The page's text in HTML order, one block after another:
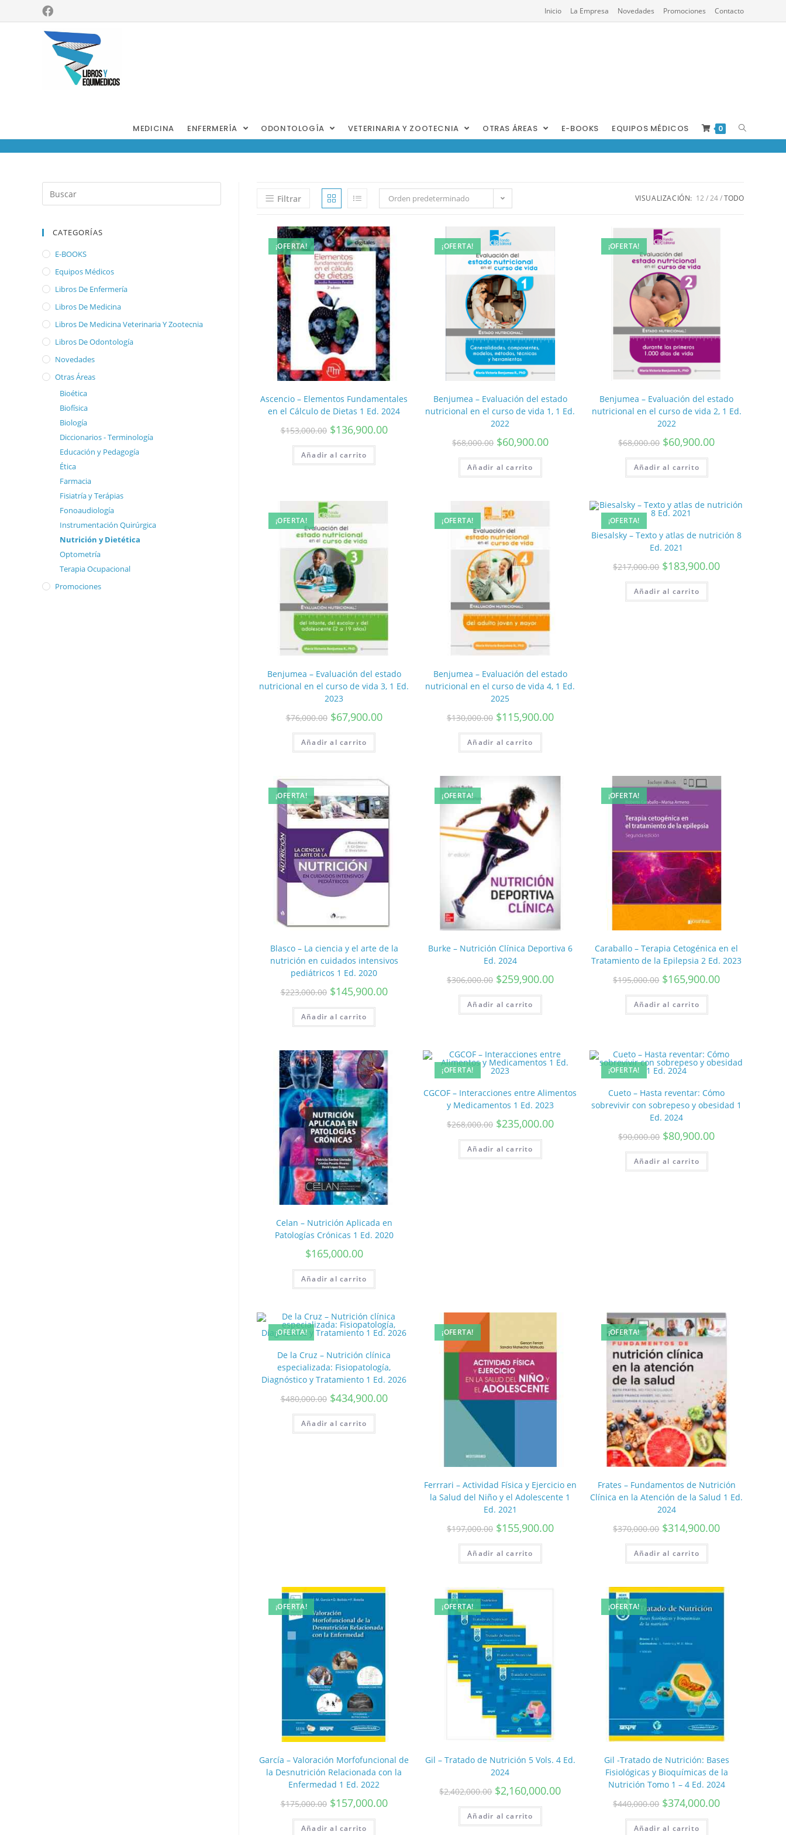
Inicio La Empresa Novedades Promociones Contacto
MEDICINA ENFERMERÍA ODONTOLOGÍA VETERINARIA Y ZOOTECNIA OTRAS ÁREAS E-BOOKS EQUIPOS MÉDICOS 0
Filtrar Orden predeterminado VISUALIZACIÓN: 12 24 TODO
¡OFERTA!
Ascencio – Elementos Fundamentales
en el Cálculo de Dietas 1 Ed. 2024
$153,000.00 $136,900.00
Añadir al carrito
¡OFERTA!
Benjumea – Evaluación del estado
nutricional en el curso de vida 1, 1 Ed.
2022
$68,000.00 $60,900.00
Añadir al carrito
¡OFERTA!
Benjumea – Evaluación del estado
nutricional en el curso de vida 2, 1 Ed.
2022
$68,000.00 $60,900.00
Añadir al carrito
¡OFERTA!
Benjumea – Evaluación del estado
nutricional en el curso de vida 3, 1 Ed.
2023
$76,000.00 $67,900.00
Añadir al carrito
¡OFERTA!
Benjumea – Evaluación del estado
nutricional en el curso de vida 4, 1 Ed.
2025
$130,000.00 $115,900.00
Añadir al carrito
¡OFERTA!
Biesalsky – Texto y atlas de nutrición 8
Ed. 2021
$217,000.00 $183,900.00
Añadir al carrito
¡OFERTA!
Blasco – La ciencia y el arte de la
nutrición en cuidados intensivos
pediátricos 1 Ed. 2020
$223,000.00 $145,900.00
Añadir al carrito
¡OFERTA!
Burke – Nutrición Clínica Deportiva 6
Ed. 2024
$306,000.00 $259,900.00
Añadir al carrito
¡OFERTA!
Caraballo – Terapia Cetogénica en el
Tratamiento de la Epilepsia 2 Ed. 2023
$195,000.00 $165,900.00
Añadir al carrito
Celan – Nutrición Aplicada en
Patologías Crónicas 1 Ed. 2020
$165,000.00
Añadir al carrito
¡OFERTA!
CGCOF – Interacciones entre Alimentos
y Medicamentos 1 Ed. 2023
$268,000.00 $235,000.00
Añadir al carrito
¡OFERTA!
Cueto – Hasta reventar: Cómo
sobrevivir con sobrepeso y obesidad 1
Ed. 2024
$90,000.00 $80,900.00
Añadir al carrito
¡OFERTA!
De la Cruz – Nutrición clínica
especializada: Fisiopatología,
Diagnóstico y Tratamiento 1 Ed. 2026
$480,000.00 $434,900.00
Añadir al carrito
¡OFERTA!
Ferrrari – Actividad Física y Ejercicio en
la Salud del Niño y el Adolescente 1
Ed. 2021
$197,000.00 $155,900.00
Añadir al carrito
¡OFERTA!
Frates – Fundamentos de Nutrición
Clínica en la Atención de la Salud 1 Ed.
2024
$370,000.00 $314,900.00
Añadir al carrito
¡OFERTA!
García – Valoración Morfofuncional de
la Desnutrición Relacionada con la
Enfermedad 1 Ed. 2022
$175,000.00 $157,000.00
Añadir al carrito
¡OFERTA!
Gil – Tratado de Nutrición 5 Vols. 4 Ed.
2024
$2,402,000.00 $2,160,000.00
Añadir al carrito
¡OFERTA!
Gil -Tratado de Nutrición: Bases
Fisiológicas y Bioquímicas de la
Nutrición Tomo 1 – 4 Ed. 2024
$440,000.00 $374,000.00
Añadir al carrito
CATEGORÍAS
E-BOOKS
Equipos Médicos
Libros De Enfermería
Libros De Medicina
Libros De Medicina Veterinaria Y Zootecnia
Libros De Odontología
Novedades
Otras Áreas
Bioética
Biofísica
Biología
Diccionarios - Terminología
Educación y Pedagogía
Ética
Farmacia
Fisiatría y Terápias
Fonoaudiología
Instrumentación Quirúrgica
Nutrición y Dietética
Optometría
Terapia Ocupacional
Promociones